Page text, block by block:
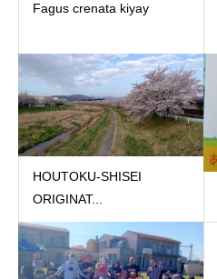
Fagus crenata kiyay
HOUTOKU-SHISEI
ORIGINAT...